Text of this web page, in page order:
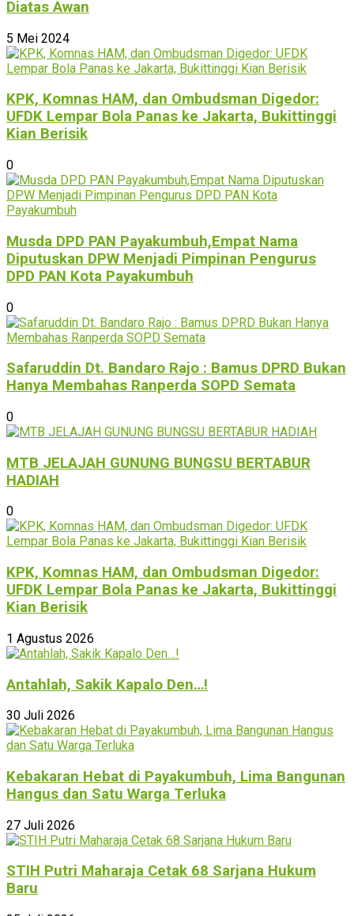
Diatas Awan
5 Mei 2024
KPK, Komnas HAM, dan Ombudsman Digedor:
UFDK Lempar Bola Panas ke Jakarta, Bukittinggi
Kian Berisik
0
Musda DPD PAN Payakumbuh,Empat Nama
Diputuskan DPW Menjadi Pimpinan Pengurus
DPD PAN Kota Payakumbuh
0
Safaruddin Dt. Bandaro Rajo : Bamus DPRD Bukan
Hanya Membahas Ranperda SOPD Semata
0
MTB JELAJAH GUNUNG BUNGSU BERTABUR
HADIAH
0
KPK, Komnas HAM, dan Ombudsman Digedor:
UFDK Lempar Bola Panas ke Jakarta, Bukittinggi
Kian Berisik
1 Agustus 2026
Antahlah, Sakik Kapalo Den…!
30 Juli 2026
Kebakaran Hebat di Payakumbuh, Lima Bangunan
Hangus dan Satu Warga Terluka
27 Juli 2026
STIH Putri Maharaja Cetak 68 Sarjana Hukum
Baru